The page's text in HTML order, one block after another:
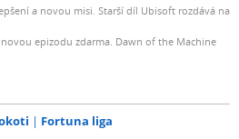
a novou misi. Starší díl Ubisoft rozdává na
epizodu zdarma. Dawn of the Machine
Fortuna liga